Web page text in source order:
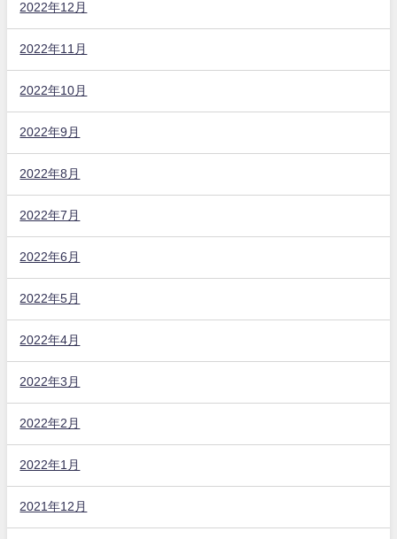
2022年12月
2022年11月
2022年10月
2022年9月
2022年8月
2022年7月
2022年6月
2022年5月
2022年4月
2022年3月
2022年2月
2022年1月
2021年12月